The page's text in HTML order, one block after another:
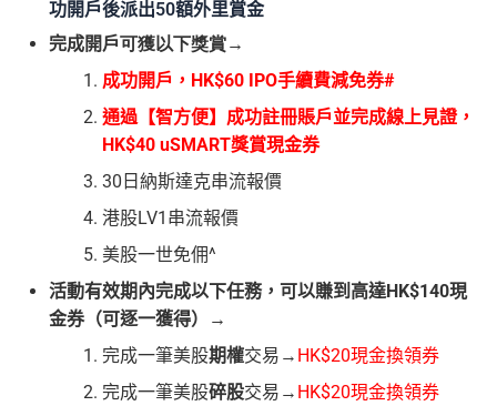
功開戶後派出50額外里賞金
完成開戶可獲以下獎賞→
成功開戶，HK$60 IPO手續費減免券#
通過【智方便】成功註冊賬戶並完成線上見證，
HK$40 uSMART獎賞現金券
30日納斯達克串流報價
港股LV1串流報價
美股一世免佣^
活動有效期內完成以下任務，可以賺到高達HK$140現
金券（可逐一獲得）→
完成一筆美股期權交易→ HK$20現金換領券
完成一筆美股碎股交易→ HK$20現金換領券